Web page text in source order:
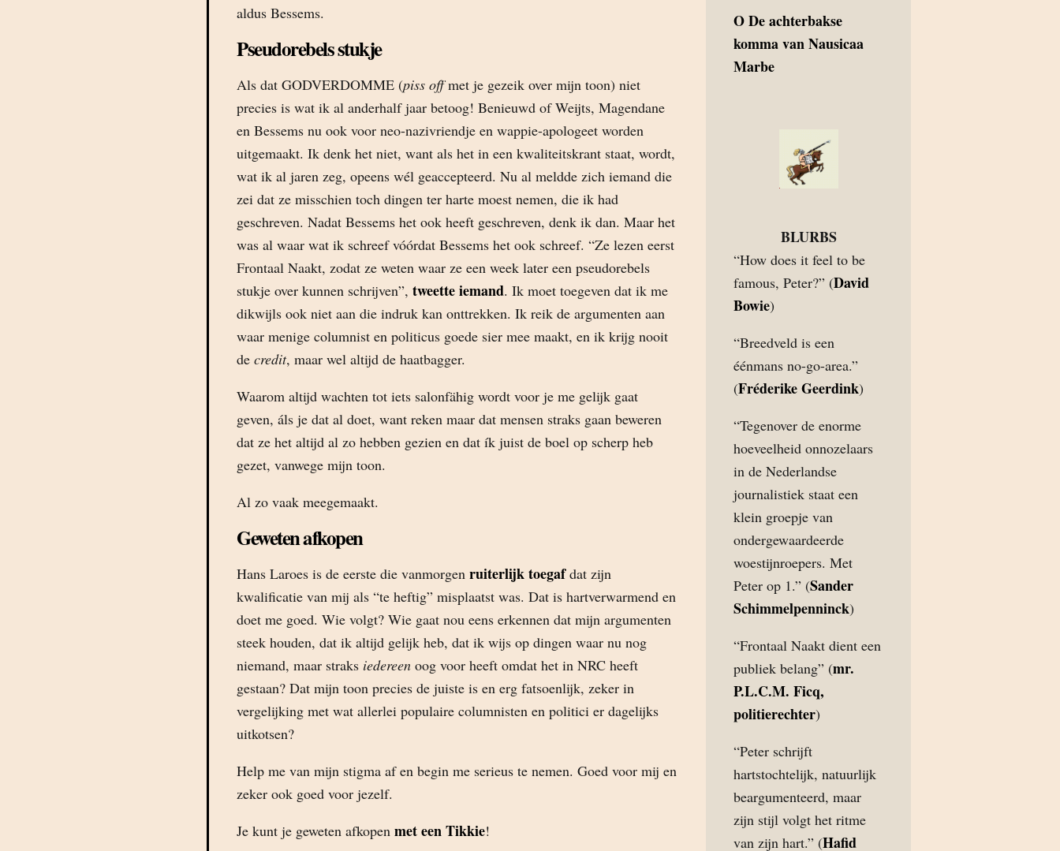
aldus Bessems.
Pseudorebels stukje
Als dat GODVERDOMME (piss offmet je gezeik over mijn toon) niet
precies is wat ik al anderhalf jaar betoog! Benieuwd of Weijts, Magendane
en Bessems nu ook voor neo-nazivriendje en wappie-apologeet worden
uitgemaakt. Ik denk het niet, want als het in een kwaliteitskrant staat, wordt,
wat ik al jaren zeg, opeens wél geaccepteerd. Nu al meldde zich iemand die
zei dat ze misschien toch dingen ter harte moest nemen, die ik had
geschreven. Nadat Bessems het ook heeft geschreven, denk ik dan. Maar het
was al waar wat ik schreef vóórdat Bessems het ook schreef. “Ze lezen eerst
Frontaal Naakt, zodat ze weten waar ze een week later een pseudorebels
stukje over kunnen schrijven”, tweette iemand. Ik moet toegeven dat ik me
dikwijls ook niet aan die indruk kan onttrekken. Ik reik de argumenten aan
waar menige columnist en politicus goede sier mee maakt, en ik krijg nooit
de credit, maar wel altijd de haatbagger.
Waarom altijd wachten tot iets salonfähig wordt voor je me gelijk gaat
geven, áls je dat al doet, want reken maar dat mensen straks gaan beweren
dat ze het altijd al zo hebben gezien en dat ík juist de boel op scherp heb
gezet, vanwege mijn toon.
Al zo vaak meegemaakt.
Geweten afkopen
Hans Laroes is de eerste die vanmorgen ruiterlijk toegafdat zijn
kwalificatie van mij als “te heftig” misplaatst was. Dat is hartverwarmend en
doet me goed. Wie volgt? Wie gaat nou eens erkennen dat mijn argumenten
steek houden, dat ik altijd gelijk heb, dat ik wijs op dingen waar nu nog
niemand, maar straks iedereen oog voor heeft omdat het in NRC heeft
gestaan? Dat mijn toon precies de juiste is en erg fatsoenlijk, zeker in
vergelijking met wat allerlei populaire columnisten en politici er dagelijks
uitkotsen?
Help me van mijn stigma af en begin me serieus te nemen. Goed voor mij en
zeker ook goed voor jezelf.
Je kunt je geweten afkopen met een Tikkie!
ODe achterbakse
komma van Nausicaa
Marbe
BLURBS
“How does it feel to be
famous, Peter?” (David
Bowie)
“Breedveld is een
éénmans no-go-area.”
(Fréderike Geerdink)
“Tegenover de enorme
hoeveelheid onnozelaars
in de Nederlandse
journalistiek staat een
klein groepje van
ondergewaardeerde
woestijnroepers. Met
Peter op 1.” (Sander
Schimmelpenninck)
“Frontaal Naakt dient een
publiek belang” (mr.
P.L.C.M. Ficq,
politierechter)
“Peter schrijft
hartstochtelijk, natuurlijk
beargumenteerd, maar
zijn stijl volgt het ritme
van zijn hart.” (Hafid